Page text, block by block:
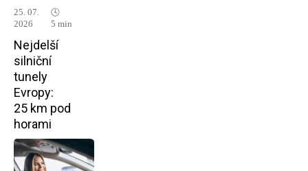
25. 07.
2026
🕓
5 min
Nejdelší
silniční
tunely
Evropy:
25 km pod
horami